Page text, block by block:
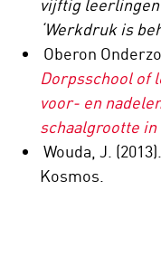
vijftig
‘Werkdruk is
Oberon
Dorpsschool of
voor- en
schaalgrootte
Wouda, J. (2013).
Kosmos.